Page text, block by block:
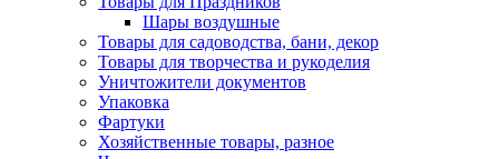
Шары воздушные
Товары для садоводства, бани, декор
Товары для творчества и рукоделия
Уничтожители документов
Упаковка
Фартуки
Хозяйственные товары, разное